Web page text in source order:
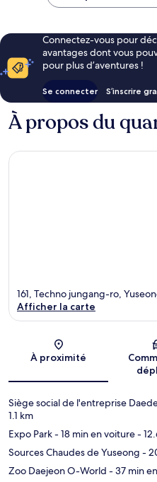
Connectez-vous pour
avantages dont vous
pour plus d’aventures !
Se connecter S’inscrire
À propos du
161, Techno jungang-ro,
Afficher la carte
À proximité
Siège social de l'entreprise
1.1 km
Expo Park- 18 min en voiture-
Sources Chaudes de Yuseong -
Zoo Daejeon O-World - 37 min